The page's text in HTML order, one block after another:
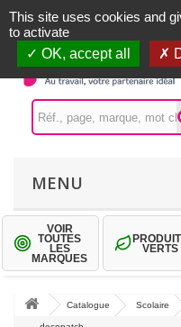
MENU
VOIR
TOUTES
LES
MARQUES
VERTS
Catalogue Scolaire
This site uses cookies and
to activate
OK, accept all